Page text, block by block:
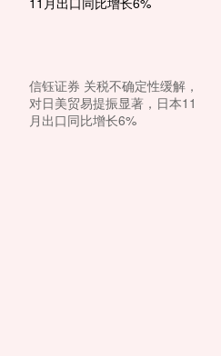
信钰证券 关税不确定性缓解，
对日美贸易提振显著，日本11
月出口同比增长6%